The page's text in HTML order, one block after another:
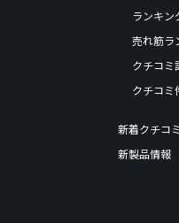
ランキン
売れ筋ラ
クチコミ
クチコミ
新着クチコミ
新製品情報